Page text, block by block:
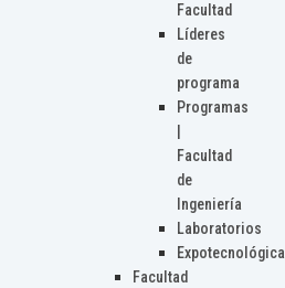
Facultad
Líderes
de
programa
Programas
Facultad
de
Ingeniería
Laboratorios
Expotecnológica
Facultad